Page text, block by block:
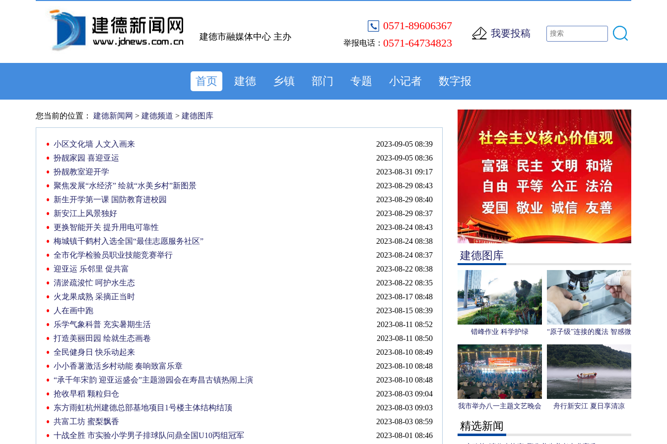
0571-89606367
举报电话： 0571-64734823
我要投稿
建德市融媒体中心 主办
首页 建德 乡镇 部门 专题 小记者 数字报
建德图库
错峰作业 科学护绿
“原子级”连接的魔法 智感微
电子用一枚芯片感知“人形
机器人”未来
我市举办八一主题文艺晚会 舟行新安江 夏日享清凉
精选新闻
您当前的位置： 建德新闻网 > 建德频道 > 建德图库
2023-09-05 08:39
小区文化墙 人文入画来
2023-09-05 08:36
扮靓家园 喜迎亚运
2023-08-31 09:17
扮靓教室迎开学
2023-08-29 08:43
聚焦发展“水经济” 绘就“水美乡村”新图景
2023-08-29 08:40
新生开学第一课 国防教育进校园
2023-08-29 08:37
新安江上风景独好
2023-08-24 08:43
更换智能开关 提升用电可靠性
2023-08-24 08:38
梅城镇千鹤村入选全国“最佳志愿服务社区”
2023-08-24 08:37
全市化学检验员职业技能竞赛举行
2023-08-22 08:38
迎亚运 乐邻里 促共富
2023-08-22 08:35
清淤疏浚忙 呵护水生态
2023-08-17 08:48
火龙果成熟 采摘正当时
2023-08-15 08:39
人在画中跑
2023-08-11 08:52
乐学气象科普 充实暑期生活
2023-08-11 08:50
打造美丽田园 绘就生态画卷
2023-08-10 08:49
全民健身日 快乐动起来
2023-08-10 08:48
小小香薯激活乡村动能 奏响致富乐章
2023-08-10 08:48
“承千年宋韵 迎亚运盛会”主题游园会在寿昌古镇热闹上演
2023-08-03 09:04
抢收早稻 颗粒归仓
2023-08-03 09:03
东方雨虹杭州建德总部基地项目1号楼主体结构结顶
2023-08-03 08:59
共富工坊 蜜梨飘香
2023-08-01 08:46
十战全胜 市实验小学男子排球队问鼎全国U10丙组冠军